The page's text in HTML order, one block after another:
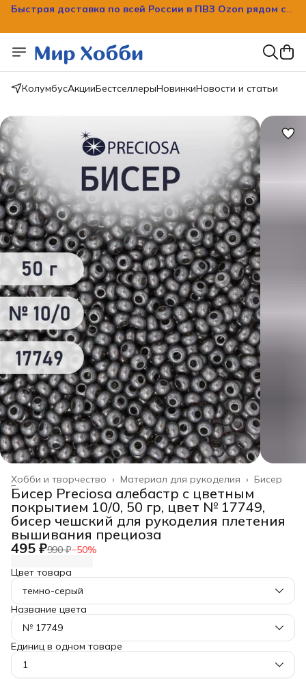
Быстрая доставка по всей России в ПВЗ Ozon рядом с
КолумбусАкцииБестселлерыНовинкиНовости и статьи
Бисер
Материал для рукоделия ›
Хобби и творчество ›
Главная
Бисер Preciosa алебастр с цветным
покрытием 10/0, 50 гр, цвет № 17749,
бисер чешский для рукоделия плетения
вышивания прециоза
495 ₽990 ₽−50%
Цвет товара
темно-серый
Название цвета
№ 17749
Единиц в одном товаре
1